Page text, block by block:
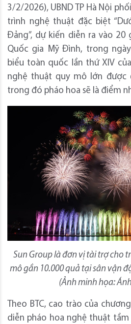
3/2/2026), UBND TP Hà Nội
trình nghệ thuật đặc biệt
Đảng”, dự kiến diễn ra vào 20
Quốc gia Mỹ Đình, trong
biểu toàn quốc lần thứ XIV
nghệ thuật quy mô lớn được
trong đó pháo hoa sẽ là điểm
Sun Group là đơn vị tài trợ cho
mô gần 10.000 quả tại sân vận
(Ảnh minh họa:
Theo BTC, cao trào của
diễn pháo hoa nghệ thuật